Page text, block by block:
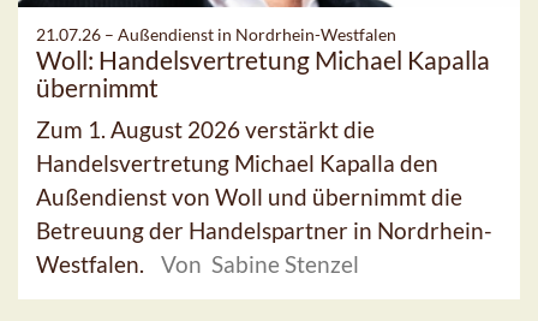
21.07.26 – Außendienst in Nordrhein-Westfalen
Woll: Handelsvertretung Michael Kapalla
übernimmt
Zum 1. August 2026 verstärkt die
Handelsvertretung Michael Kapalla den
Außendienst von Woll und übernimmt die
Betreuung der Handelspartner in Nordrhein-
Westfalen.
Von Sabine Stenzel